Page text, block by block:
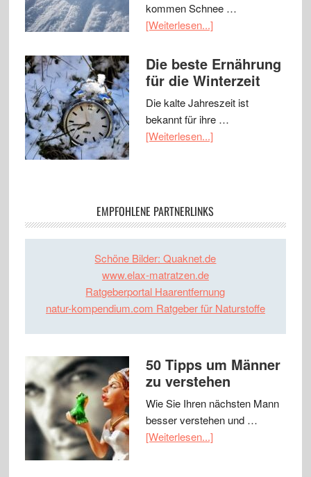
kommen Schnee …
[Weiterlesen...]
Die beste Ernährung
für die Winterzeit
Die kalte Jahreszeit ist
bekannt für ihre …
[Weiterlesen...]
EMPFOHLENE PARTNERLINKS
Schöne Bilder: Quaknet.de
www.elax-matratzen.de
Ratgeberportal Haarentfernung
natur-kompendium.com Ratgeber für Naturstoffe
50 Tipps um Männer
zu verstehen
Wie Sie Ihren nächsten Mann
besser verstehen und …
[Weiterlesen...]